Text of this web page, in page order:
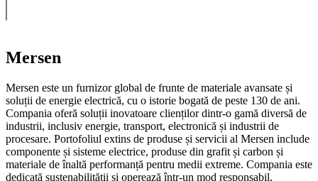
Mersen
Mersen este un furnizor global de frunte de materiale avansate și
soluții de energie electrică, cu o istorie bogată de peste 130 de ani.
Compania oferă soluții inovatoare clienților dintr-o gamă diversă de
industrii, inclusiv energie, transport, electronică și industrii de
procesare. Portofoliul extins de produse și servicii al Mersen include
componente și sisteme electrice, produse din grafit și carbon și
materiale de înaltă performanță pentru medii extreme. Compania este
dedicată sustenabilității și operează într-un mod responsabil,